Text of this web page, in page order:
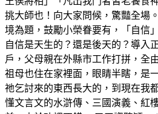
挑大師也！向大家問候，驚豔全場
境為題，鼓勵小榮眷要有，「自信
自信是天生的？還是後天的？導入
戶，父母親在外縣市工作打拼，全
祖母也住在家裡面，眼睛半瞎，是
祂乞討來的東西長大的，到現在我
懂文言文的水滸傳、三國演義、紅